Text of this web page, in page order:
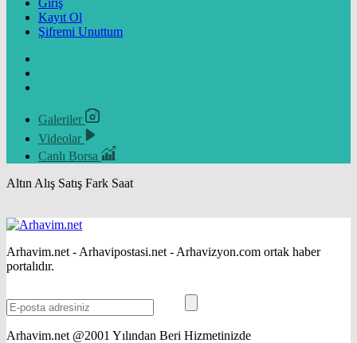
Kayıt Ol
Şifremi Unuttum
Galeriler
Videolar
Canlı Borsa
Altın Alış Satış Fark Saat
Arhavim.net - Arhavipostasi.net - Arhavizyon.com ortak haber
portalıdır.
Arhavim.net @2001 Yılından Beri Hizmetinizde